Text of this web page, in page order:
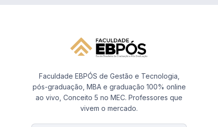
Faculdade EBPÓS de Gestão e Tecnologia,
pós-graduação, MBA e graduação 100% online
ao vivo, Conceito 5 no MEC. Professores que
vivem o mercado.